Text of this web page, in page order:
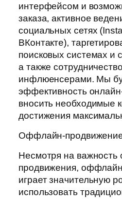
интерфейсом и
заказа, активное
социальных сетях
ВКонтакте),
поисковых системах и
а также
инфлюенсерами. Мы
эффективность
вносить необходимые
достижения
Оффлайн-
Несмотря на важность
продвижения,
играет значительную
использовать